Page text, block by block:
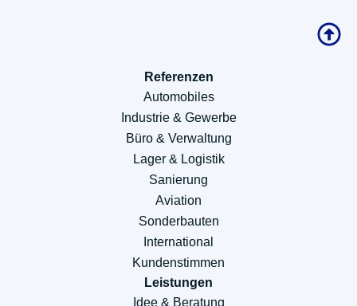
Referenzen
Automobiles
Industrie & Gewerbe
Büro & Verwaltung
Lager & Logistik
Sanierung
Aviation
Sonderbauten
International
Kundenstimmen
Leistungen
Idee & Beratung